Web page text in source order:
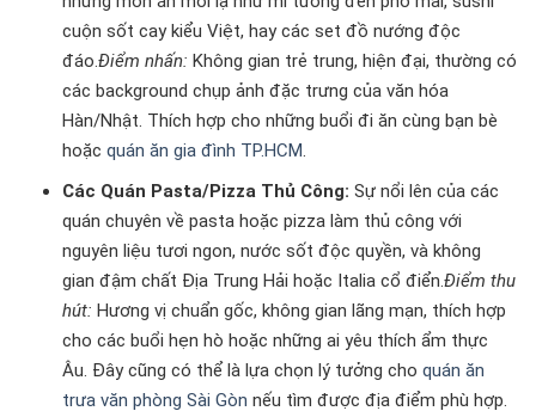
cuộn sốt cay kiểu Việt, hay các set đồ nướng độc
đáo.Điểm nhấn: Không gian trẻ trung, hiện đại, thường có
các background chụp ảnh đặc trưng của văn hóa
Hàn/Nhật. Thích hợp cho những buổi đi ăn cùng bạn bè
hoặcquán ăn gia đình TP.HCM.
Các Quán Pasta/Pizza Thủ Công: Sự nổi lên của các
quán chuyên về pasta hoặc pizza làm thủ công với
nguyên liệu tươi ngon, nước sốt độc quyền, và không
gian đậm chất Địa Trung Hải hoặc Italia cổ điển.Điểm thu
hút: Hương vị chuẩn gốc, không gian lãng mạn, thích hợp
cho các buổi hẹn hò hoặc những ai yêu thích ẩm thực
Âu. Đây cũng có thể là lựa chọn lý tưởng choquán ăn
trưa văn phòng Sài Gòn nếu tìm được địa điểm phù hợp.